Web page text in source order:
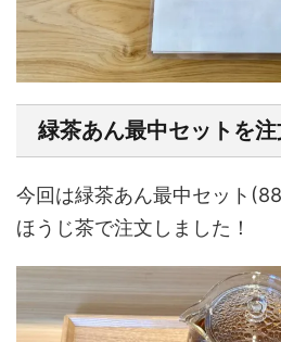
緑茶あん最中セットを注
今回は緑茶あん最中セット
ほうじ茶で注文しました！